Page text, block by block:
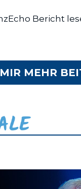
Bericht
MEHR